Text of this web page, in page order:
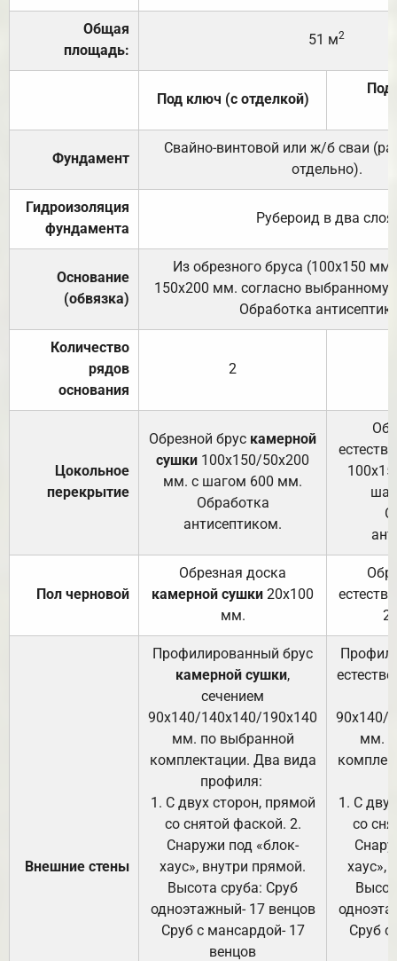
Общая
площадь:
51 м2
Под ключ (с отделкой)
Под
Фундамент
Свайно-винтовой или ж/б сваи
отдельно).
Гидроизоляция
фундамента
Рубероид в два слоя.
Основание
(обвязка)
Из обрезного бруса (100х150
150х200 мм. согласно выбранному
Обработка
Количество
рядов
основания
2
Цокольное
перекрытие
Обрезной брус камерной
сушки 100х150/50х200
мм. с шагом 600 мм.
Обработка
антисептиком.
Пол черновой
Обрезная доска
камерной сушки 20х100
мм.
Внешние стены
Профилированный брус
камерной сушки,
сечением
90х140/140х140/190х140
мм. по выбранной
комплектации. Два вида
профиля:
1. С двух сторон, прямой
со снятой фаской. 2.
Снаружи под «блок-
хаус», внутри прямой.
Высота сруба: Сруб
одноэтажный- 17 венцов
Сруб с мансардой- 17
венцов
90х140/
мм.
1. С
со
хаус»,
Сруб с